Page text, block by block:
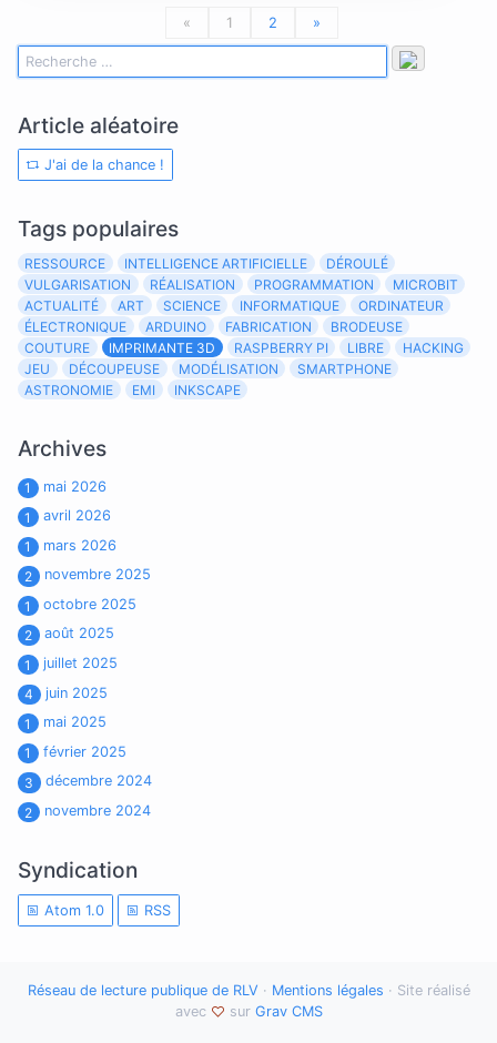
« 1 2 »
Article aléatoire
J'ai de la chance !
Tags populaires
RESSOURCE INTELLIGENCE ARTIFICIELLE
DÉROULÉ
VULGARISATION
RÉALISATION PROGRAMMATION
MICROBIT
ACTUALITÉ
ART SCIENCE INFORMATIQUE
ORDINATEUR
ÉLECTRONIQUE
ARDUINO FABRICATION
BRODEUSE
COUTURE
IMPRIMANTE 3D RASPBERRY PI LIBRE
HACKING
JEU
DÉCOUPEUSE MODÉLISATION
SMARTPHONE
ASTRONOMIE
EMI INKSCAPE
Archives
1
mai 2026
1
avril 2026
1
mars 2026
2
novembre 2025
1
octobre 2025
2
août 2025
1
juillet 2025
4
juin 2025
1
mai 2025
1
février 2025
3
décembre 2024
2
novembre 2024
Syndication
Atom 1.0 RSS
Réseau de lecture publique de RLV · Mentions légales · Site réalisé
avec
sur Grav CMS